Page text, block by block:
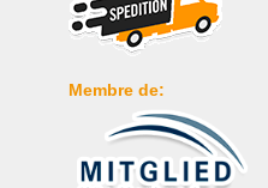
Membre de: